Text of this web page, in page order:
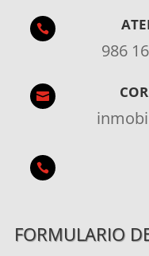

986


FORMULARIO